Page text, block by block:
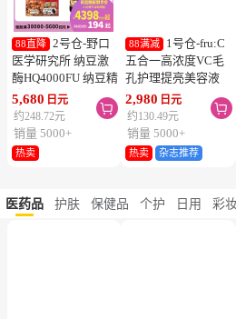
88直降 2号仓-野口
医学研究所 纳豆激
酶HQ4000FU 纳豆精
胶囊 促进血栓溶解
降三高 120粒
5,680 日元
约248.72元

销量 5000+
热卖
88满减
1号仓-fru:C
五合一高浓度VC毛
孔护理提亮美容液
28ml 减少毛孔 懒人
护肤
2,980 日元
约130.49元

销量 5000+
热卖 杂志推荐
医药品 护肤 保健品 个护 日用 彩